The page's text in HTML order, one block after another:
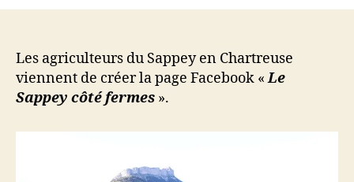
Les agriculteurs du Sappey en Chartreuse
viennent de créer la page Facebook «Le
Sappey côté fermes ».